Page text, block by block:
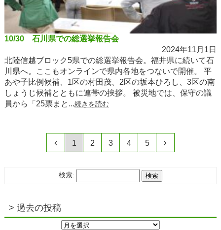
10/30 石川県での総選挙報告会
2024年11月1日
北陸信越ブロック5県での総選挙報告会。福井県に続いて石
川県へ。ここもオンラインで県内各地をつないで開催。 平
あや子比例候補、1区の村田茂、2区の坂本ひろし、3区の南
しょうじ候補とともに連帯の挨拶。 被災地では、保守の議
員から「25票まと...続きを読む
1 2 3 4 5
検索:
過去の投稿